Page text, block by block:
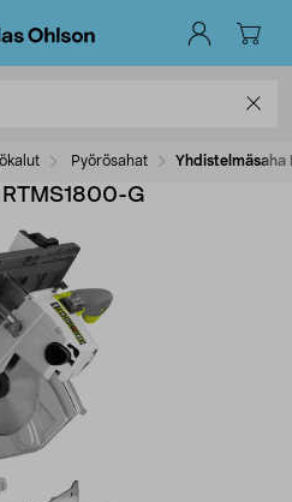
Pyörösahat Yhdistelmäsaha
G